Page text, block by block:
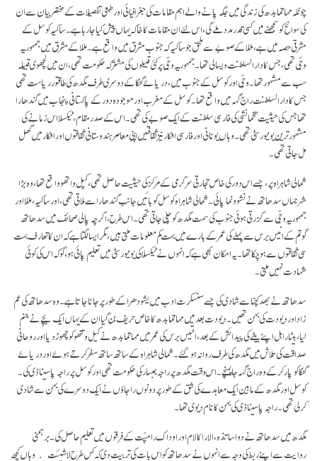
چونکہ مہاتما بدھ کی زندگی میں جگہ پانے والے اہم مقامات کی جغرافیائی اور طبعی تفصیلات کے مختصر بیان سے ان
کی سوانح کو سمجھنے میں کسی قدر مدد ملے گی، اس لئے ان مقامات کا خاکہ یہاں پیش کیا جا رہا ہے۔ ساکیہ کوسل کے
مشرقی حصہ میں ہے، مللا کے صوبے سے ملحق جو ساکیہ کہ جنوب مشرق میں واقع ہے۔ مللا کے مشرق میں جمہوریہٴ
وجّی تھی، جس کا دارالسلطنت ویسالی تھا۔ جمہوریہٴ وجّی پر کئی قبیلوں کی مشترکہ حکومت تھی، ان میں لچھوی قبیلہ
سب سے مشہور تھا۔ وجّی اور کوسل کے جنوب میں، دریائے گنگا کے دوسری طرف مگدھ کی طاقتور ریاست تھی
جس کا دارالسلطنت راج گہہ میں واقع تھا۔ کوسل کے مغرب اور موجودہ دور کے پاکستانی پنجاب میں گندھارا
تھا جس کی حیثیت ھخمانشی کی فارسی سلطنت کے ایک صوبے کی تھی۔ اس کے صدر مقام، ٹیکسلا اس زمانے کی
مشہور ترین یونیورسٹی تھی۔ وہاں یونانی اور فارسی افکار نیز ثقافتیں اپنی معاصر ہندوستانی ثقافتوں اور افکار میں گھل
مل جاتی تھی۔
شمالی شاہراہ پر، جسے اس دور کی خاص تجارتی سرگرمی کے مرکز کی حیثیت حاصل تھی، کپل واتھو واقع تھا، وہ بڑا
شہر جہاں سدھاتھ نے نشوونما پائی۔ شمالی شاہراہ کوسل کو بائیں جانب گندھارا سے ملاتی تھی، اور ساکیہ، مللا اور
جمہوریہٴ وجّی سے گزرتی ہوئی جنوب کی سمت مگدھ کو چلی جاتی تھی۔ اس طرح، اگرچہ پالی صحائف میں سدھاتھ
گوتم کے انیس برس سے پہلے کی عمر کے بارے میں بہت کم معلومات ملتی ہیں، مگر ایسا لگتا ہے کہ ان کا تعارف بہت
سی ثقافتوں سے ہوچکا تھا۔ یہ امکان بھی ہے کہ انہوں نے ٹیکسلا کی یونیورسٹی میں تعلیم پائی ہو، گو کہ اس کی کوئی
شہادت نہیں ملتی۔
سدھاتھ نے بھد کچنا سے شادی کی جسے سنسکرت ادب میں یشودھرا کے طور پر جانا جاتا ہے۔ وہ سدھاتھ کی عم
زاد اور دیودت کی بہن تھیں۔ دیودت بعد میں مہاتما بدھ کا خاص حریف بن گیا ان کے یہاں ایک بچے نے جنم
لیا، بیٹا راہل اپنے بیٹے کی پیدائش کے بعد، انتیس برس کی عمر میں مہاتما بدھ نے کیل وتتھو کو چھوڑ دیا اور روحانی
صداقت کی تلاش میں مگدھ کی طرف روانہ ہوگئے۔ شمالی شاہراہ کے ساتھ ساتھ سفر کرتے ہوئے اور دریائے
گنگا کو پار کرکے وہ راج گہہ جا پہنچے۔ اس وقت مگدھ پر راجہ بمبسار کی حکومت تھی اور کوسل پر راجہ پاسیناڈی کی۔
کوسل اور مگدھ کے مابین ایک معاہدے کی شق کے طور پر دونوں راجاؤں نے ایک دوسرے کی بہن سے شادی
کرلی تھی۔ راجہ پاسیناڈی کی بہن کا نام دیوی تھا۔
مگدھ میں سدھاتھ نے دو اساتذہ، الارا کالام اور اوداک رامپُت کے فرقوں میں تعلیم حاصل کی۔ برہمنی
روایت سے اپنے ربط کی وجہ سے انہوں نے سدھاتھ کو اس بات کی تربیت دی کہ کس طرح لاشیئت ﴿وہاں کچھ